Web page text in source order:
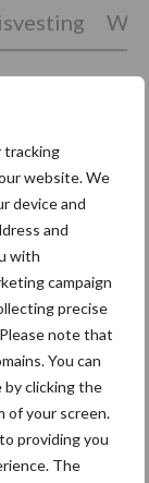
tracking
website. We
device and
and
with
campaign
precise
note that
You can
by clicking the
of your screen.
providing you
The
nieuws
vreest